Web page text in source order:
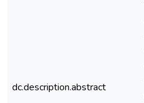
dc.description.abstract